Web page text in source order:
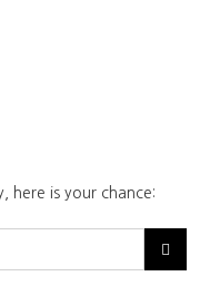
here is your chance: